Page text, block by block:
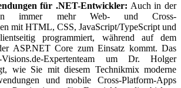
für .NET-Entwickler: Auch in der
immer mehr Web- und Cross-
mit HTML, CSS, JavaScript/TypeScript und
programmiert, während auf dem
ASP.NET Core zum Einsatz kommt. Das
Expertenteam um Dr. Holger
wie Sie mit diesem Technikmix moderne
und mobile Cross-Platform-Apps